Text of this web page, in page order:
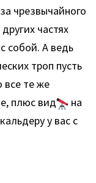
чрезвычайного
частях
собой. А ведь
троп пусть
все те же
плюс вид
на
у вас с